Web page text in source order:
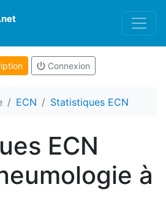
.net
Connexion
ECN Statistiques ECN
ECN
à